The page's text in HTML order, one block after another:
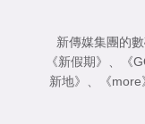
新傳媒集團的
《新假期》
《
新地》
《more